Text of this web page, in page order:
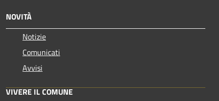
NOVITÀ
Notizie
Comunicati
Avvisi
VIVERE IL COMUNE